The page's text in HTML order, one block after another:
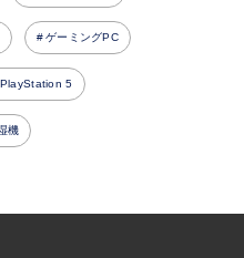
ゲーミングPC
PlayStation 5
機